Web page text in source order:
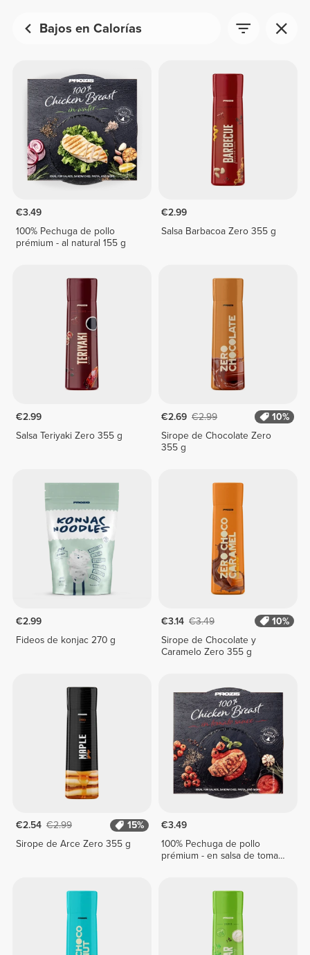
Bajos en Calorías
€3.49
100% Pechuga de pollo
prémium - al natural 155 g
€2.99
Salsa Barbacoa Zero 355 g
€2.99
Salsa Teriyaki Zero 355 g
€2.69 €2.99
10%
Sirope de Chocolate Zero
355 g
€2.99
Fideos de konjac 270 g
€3.14 €3.49
10%
Sirope de Chocolate y
Caramelo Zero 355 g
€2.54 €2.99
15%
Sirope de Arce Zero 355 g
€3.49
100% Pechuga de pollo
prémium - en salsa de tomate